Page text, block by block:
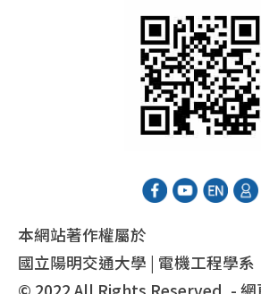
本網站著作權屬於
國立陽明交通大學 | 電機工程學系